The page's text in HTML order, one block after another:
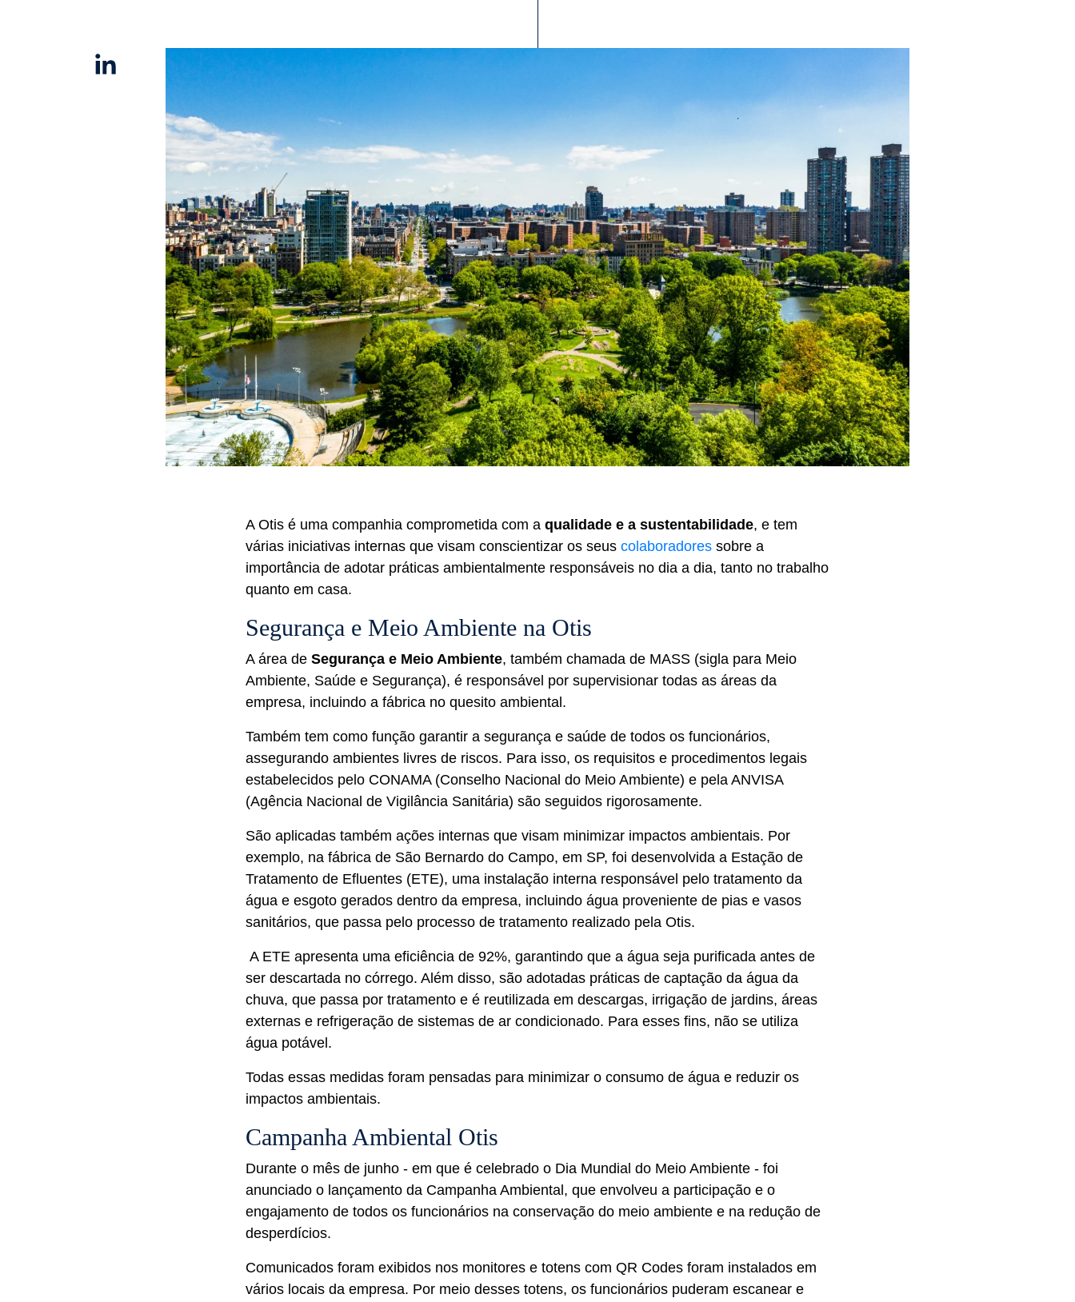
Linkedin
A Otis é uma companhia comprometida com a qualidade e a sustentabilidade, e tem
várias iniciativas internas que visam conscientizar os seus colaboradores sobre a
importância de adotar práticas ambientalmente responsáveis no dia a dia, tanto no trabalho
quanto em casa.
Segurança e Meio Ambiente na Otis
A área de Segurança e Meio Ambiente, também chamada de MASS (sigla para Meio
Ambiente, Saúde e Segurança), é responsável por supervisionar todas as áreas da
empresa, incluindo a fábrica no quesito ambiental.
Também tem como função garantir a segurança e saúde de todos os funcionários,
assegurando ambientes livres de riscos. Para isso, os requisitos e procedimentos legais
estabelecidos pelo CONAMA (Conselho Nacional do Meio Ambiente) e pela ANVISA
(Agência Nacional de Vigilância Sanitária) são seguidos rigorosamente.
São aplicadas também ações internas que visam minimizar impactos ambientais. Por
exemplo, na fábrica de São Bernardo do Campo, em SP, foi desenvolvida a Estação de
Tratamento de Efluentes (ETE), uma instalação interna responsável pelo tratamento da
água e esgoto gerados dentro da empresa, incluindo água proveniente de pias e vasos
sanitários, que passa pelo processo de tratamento realizado pela Otis.
A ETE apresenta uma eficiência de 92%, garantindo que a água seja purificada antes de
ser descartada no córrego. Além disso, são adotadas práticas de captação da água da
chuva, que passa por tratamento e é reutilizada em descargas, irrigação de jardins, áreas
externas e refrigeração de sistemas de ar condicionado. Para esses fins, não se utiliza
água potável.
Todas essas medidas foram pensadas para minimizar o consumo de água e reduzir os
impactos ambientais.
Campanha Ambiental Otis
Durante o mês de junho - em que é celebrado o Dia Mundial do Meio Ambiente - foi
anunciado o lançamento da Campanha Ambiental, que envolveu a participação e o
engajamento de todos os funcionários na conservação do meio ambiente e na redução de
desperdícios.
Comunicados foram exibidos nos monitores e totens com QR Codes foram instalados em
vários locais da empresa. Por meio desses totens, os funcionários puderam escanear e